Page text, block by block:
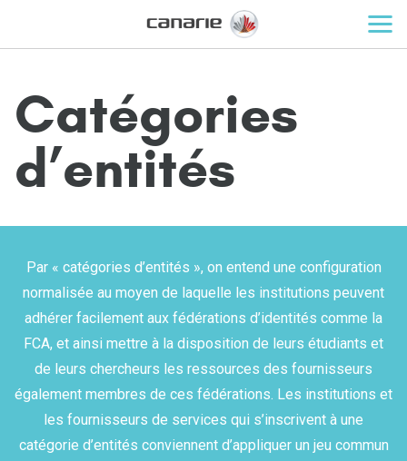
Catégories
d’entités
Par « catégories d’entités », on entend une configuration
normalisée au moyen de laquelle les institutions peuvent
adhérer facilement aux fédérations d’identités comme la
FCA, et ainsi mettre à la disposition de leurs étudiants et
de leurs chercheurs les ressources des fournisseurs
également membres de ces fédérations. Les institutions et
les fournisseurs de services qui s’inscrivent à une
catégorie d’entités conviennent d’appliquer un jeu commun